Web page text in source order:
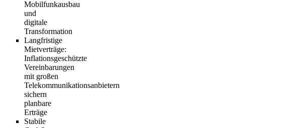
Mobilfunkausbau
und
digitale
Transformation
Langfristige
Mietverträge:
Inflationsgeschützte
Vereinbarungen
mit großen
Telekommunikationsanbietern
sichern
planbare
Erträge
Stabile